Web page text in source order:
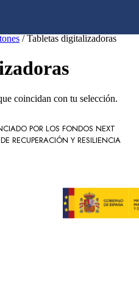
/ Tabletas digitalizadoras
coincidan con tu selección.
POR LOS FONDOS NEXT
RECUPERACIÓN Y RESILIENCIA